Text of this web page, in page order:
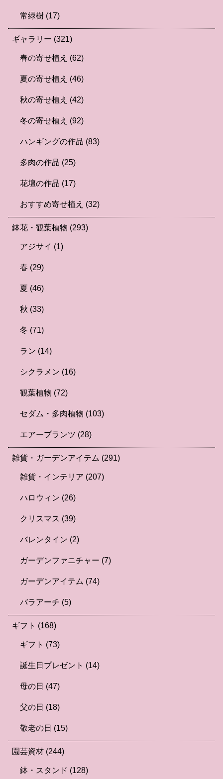
常緑樹 (17)
ギャラリー (321)
春の寄せ植え (62)
夏の寄せ植え (46)
秋の寄せ植え (42)
冬の寄せ植え (92)
ハンギングの作品 (83)
多肉の作品 (25)
花壇の作品 (17)
おすすめ寄せ植え (32)
鉢花・観葉植物 (293)
アジサイ (1)
春 (29)
夏 (46)
秋 (33)
冬 (71)
ラン (14)
シクラメン (16)
観葉植物 (72)
セダム・多肉植物 (103)
エアープランツ (28)
雑貨・ガーデンアイテム (291)
雑貨・インテリア (207)
ハロウィン (26)
クリスマス (39)
バレンタイン (2)
ガーデンファニチャー (7)
ガーデンアイテム (74)
バラアーチ (5)
ギフト (168)
ギフト (73)
誕生日プレゼント (14)
母の日 (47)
父の日 (18)
敬老の日 (15)
園芸資材 (244)
鉢・スタンド (128)